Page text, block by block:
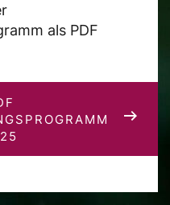
als PDF